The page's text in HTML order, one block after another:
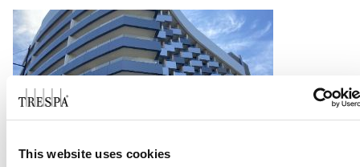
This website uses cookies